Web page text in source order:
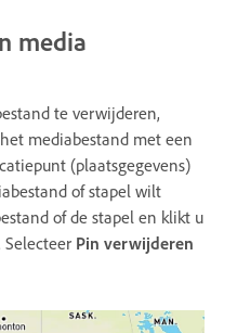
media
te verwijderen,
mediabestand met een
(plaatsgegevens)
of stapel wilt
of de stapel en klikt u
Pin verwijderen